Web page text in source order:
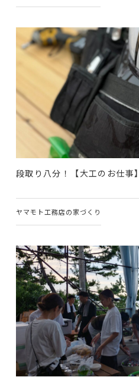
段取り八分！【大工のお仕事】
ヤマモト工務店の家づくり